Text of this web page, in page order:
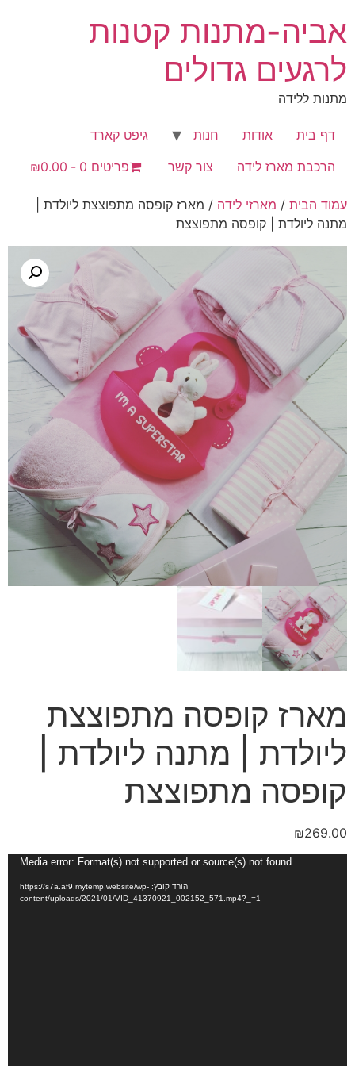
לתוכן
אביה-מתנות קטנות
לרגעים גדולים
מתנות ללידה
דף בית אודות חנות
גיפט קארד
הרכבת מארז לידה
צור קשר פריטים 0 ₪0.00
עמוד הבית / מארזי לידה / מארז קופסה מתפוצצת ליולדת |
מתנה ליולדת | קופסה מתפוצצת
מארז קופסה מתפוצצת
ליולדת | מתנה ליולדת |
קופסה מתפוצצת
₪269.00
Media error: Format(s) not supported or source(s) not found
הורד קובץ: https://s7a.af9.mytemp.website/wp-
content/uploads/2021/01/VID_41370921_002152_571.mp4?_=1